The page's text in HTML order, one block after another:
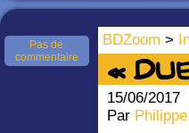
BDZoom >
Pas de
commentaire
«
15/06/2017
Par